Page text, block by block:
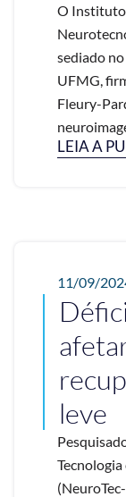
O Instituto
sediado
UFMG,
Fleury-
LEIA A
11/09/
leve